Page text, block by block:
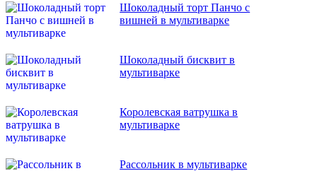
Шоколадный торт Панчо с
вишней в мультиварке
Шоколадный бисквит в
мультиварке
Королевская ватрушка в
мультиварке
Рассольник в мультиварке